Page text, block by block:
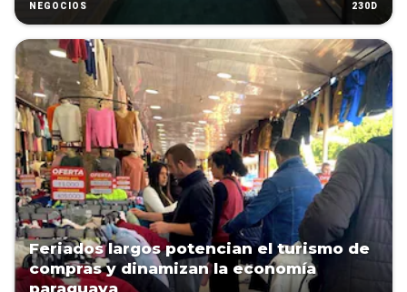
NEGOCIOS 230D
Feriados largos potencian el turismo de
compras y dinamizan la economía